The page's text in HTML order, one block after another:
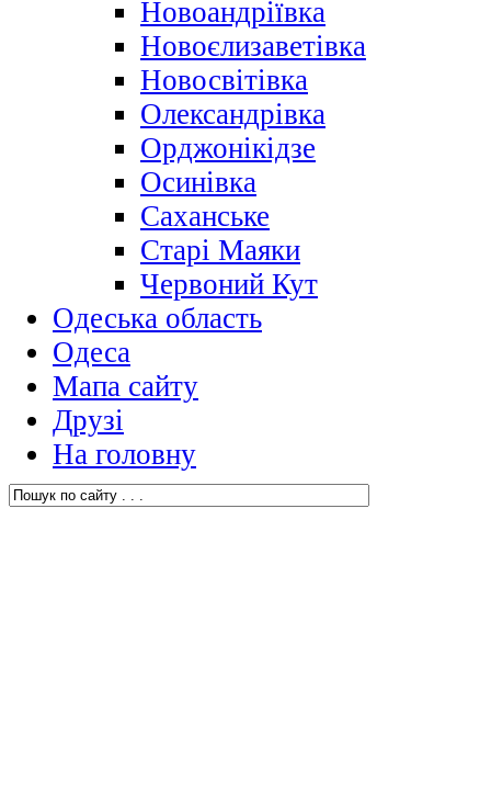
Новоандріївка
Новоєлизаветівка
Новосвітівка
Олександрівка
Орджонікідзе
Осинівка
Саханське
Старі Маяки
Червоний Кут
Одеська область
Одеса
Мапа сайту
Друзі
На головну